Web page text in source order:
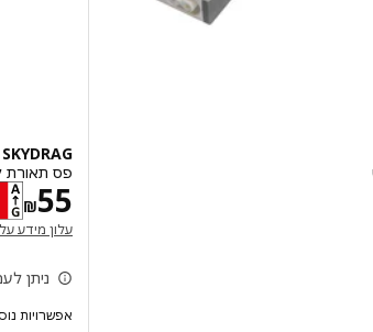
SKYDRAG
פס תאורת
‏₪55
עלון מידע
ניתן
אפשרויות